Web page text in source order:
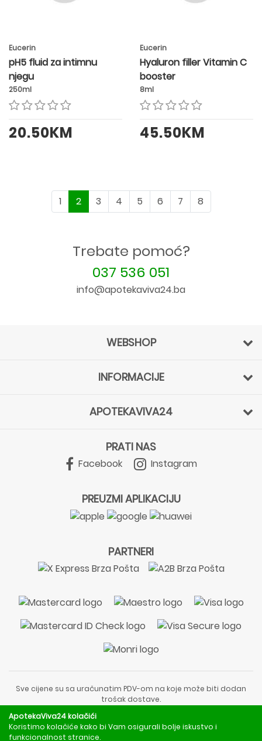
Eucerin
pH5 fluid za intimnu
njegu
250ml
20.50KM
Eucerin
Hyaluron filler Vitamin C
booster
8ml
45.50KM
1 2 3 4 5 6 7 8
Trebate pomoć?
037 536 051
info@apotekaviva24.ba
WEBSHOP
INFORMACIJE
APOTEKAVIVA24
PRATI NAS
Facebook Instagram
PREUZMI APLIKACIJU
PARTNERI
Sve cijene su sa uračunatim PDV-om na koje može biti dodan
trošak dostave.
liječnički pregled ili savjet farmaceuta.
Za obavijesti o mjerama opreza, rizicima i nuspojavama
ApotekaViva24 kolačići
Koristimo kolačiće kako bi Vam osigurali bolje iskustvo i
funkcionalnost stranice.